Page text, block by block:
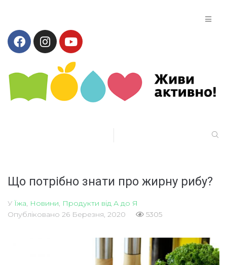
Що потрібно знати про жирну рибу?
У Їжа Новини Продукти від А до Я
Опубліковано 26 Березня, 2020 5305